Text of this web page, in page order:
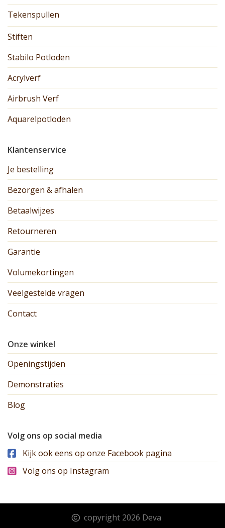
Tekenspullen
Stiften
Stabilo Potloden
Acrylverf
Airbrush Verf
Aquarelpotloden
Klantenservice
Je bestelling
Bezorgen & afhalen
Betaalwijzes
Retourneren
Garantie
Volumekortingen
Veelgestelde vragen
Contact
Onze winkel
Openingstijden
Demonstraties
Blog
Volg ons op social media
Kijk ook eens op onze Facebook pagina
Volg ons op Instagram
copyright 2026 Deva